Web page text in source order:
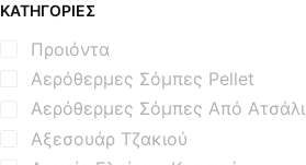
ΚΑΤΗΓΟΡΊΕΣ
Προιόντα
Αερόθερμες Σόμπες Pellet
Αερόθερμες Σόμπες Από Ατσάλι
Αξεσουάρ Τζακιού